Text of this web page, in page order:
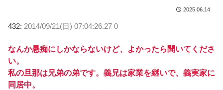
2025.06.14
432: 2014/09/21(日) 07:04:26.27 0
なんか愚痴にしかならないけど、よかったら聞いてくださ
い。
私の旦那は兄弟の弟です。義兄は家業を継いで、義実家に
同居中。